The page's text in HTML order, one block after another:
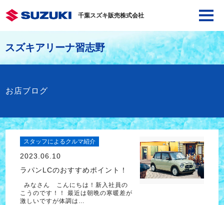
千葉スズキ販売株式会社
スズキアリーナ習志野
お店ブログ
スタッフによるクルマ紹介
2023.06.10
ラパンLCのおすすめポイント！
みなさん こんにちは！新入社員の
こうのです！！ 最近は朝晩の寒暖差が
激しいですが体調は…